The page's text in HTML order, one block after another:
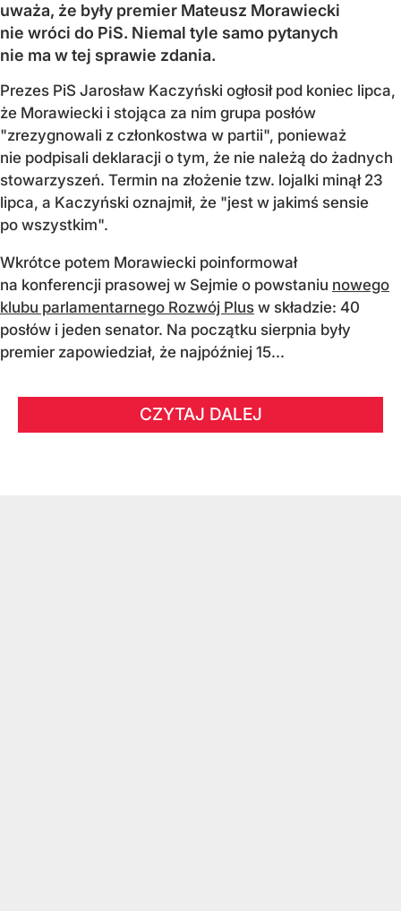
uważa, że były premier Mateusz Morawiecki
nie wróci do PiS. Niemal tyle samo pytanych
nie ma w tej sprawie zdania.
Prezes PiS Jarosław Kaczyński ogłosił pod koniec lipca,
że Morawiecki i stojąca za nim grupa posłów
"zrezygnowali z członkostwa w partii", ponieważ
nie podpisali deklaracji o tym, że nie należą do żadnych
stowarzyszeń. Termin na złożenie tzw. lojalki minął 23
lipca, a Kaczyński oznajmił, że "jest w jakimś sensie
po wszystkim".
Wkrótce potem Morawiecki poinformował
na konferencji prasowej w Sejmie o powstaniu nowego
klubu parlamentarnego Rozwój Plus w składzie: 40
posłów i jeden senator. Na początku sierpnia były
premier zapowiedział, że najpóźniej 15...
CZYTAJ DALEJ